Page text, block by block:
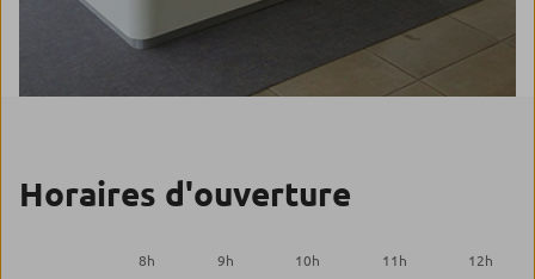
Horaires d'ouverture
8h 9h 10h 11 h 12h